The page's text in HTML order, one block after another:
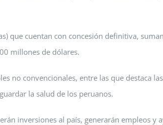
que cuentan con concesión definitiva,
millones de dólares.
no convencionales, entre las que destaca
la salud de los peruanos.
inversiones al país, generarán empleos y